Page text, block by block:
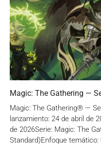
Magic: The Gathering —
Magic: The Gathering® —
lanzamiento: 24 de abril de
de 2026Serie: Magic: The
Standard)Enfoque temático: